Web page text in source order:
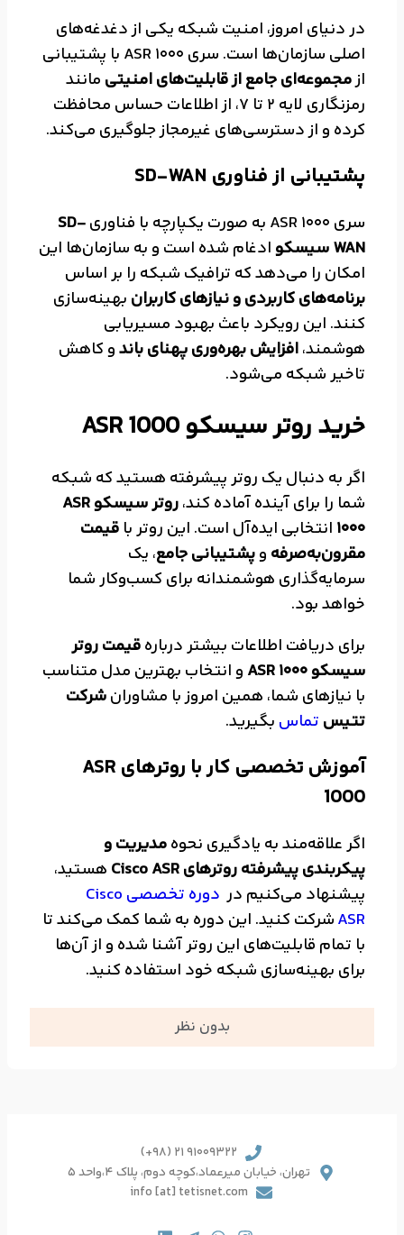
بدون نظر
در دنیای امروز، امنیت شبکه یکی از دغدغه‌های
اصلی سازمان‌ها است. سری ASR 1000 با پشتیبانی
ازمجموعه‌ای جامع از قابلیت‌های امنیتی مانند
رمزنگاری لایه 2 تا 7، از اطلاعات حساس محافظت
کرده و از دسترسی‌های غیرمجاز جلوگیری می‌کند.
پشتیبانی از فناوری SD-WAN
سری ASR 1000 به صورت یکپارچه با فناوری
SD-
WAN سیسکو
ادغام شده است و به سازمان‌ها این
امکان را می‌دهد که ترافیک شبکه را بر اساس
برنامه‌های کاربردی و نیازهای کاربران بهینه‌سازی
کنند. این رویکرد باعث بهبود مسیریابی
هوشمند،افزایش بهره‌وری پهنای باندو کاهش
تاخیر شبکه می‌شود.
خرید روتر سیسکو ASR 1000
اگر به دنبال یک روتر پیشرفته هستید که شبکه
شما را برای آینده آماده کند،
روتر سیسکو ASR
1000 انتخابی ایده‌آل است. این روتر با قیمت
مقرون‌به‌صرفه وپشتیبانی جامع، یک
سرمایه‌گذاری هوشمندانه برای کسب‌وکار شما
خواهد بود.
برای دریافت اطلاعات بیشتر دربارهقیمت روتر
سیسکو ASR 1000
و انتخاب بهترین مدل متناسب
با نیازهای شما، همین امروز با مشاورانشرکت
تتیس تماس بگیرید.
آموزش تخصصی کار با روترهای ASR
1000
اگر علاقه‌مند به یادگیری نحوهمدیریت و
پیکربندی پیشرفته روترهای Cisco ASR
هستید،
پیشنهاد می‌کنیم در
دوره تخصصی Cisco
ASRشرکت کنید. این دوره به شما کمک می‌کند تا
با تمام قابلیت‌های این روتر آشنا شده و از آن‌ها
برای بهینه‌سازی شبکه خود استفاده کنید.
91009322 21 (98+)
تهران، خیابان میرعماد،کوچه دوم، پلاک 4،واحد 5
info [at] tetisnet.com